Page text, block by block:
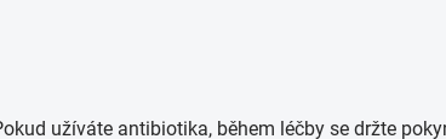
užíváte antibiotika, během léčby se držte